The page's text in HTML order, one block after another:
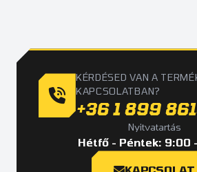
KÉRDÉSED VAN A
KAPCSOLATBAN?
+36 1 899
Nyitvatartás
Hétfő - Péntek: 9:00